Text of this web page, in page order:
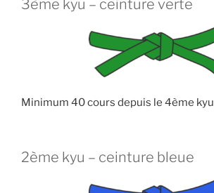
3ème kyu – ceinture verte
Minimum 40 cours depuis le 4ème kyu
2ème kyu – ceinture bleue